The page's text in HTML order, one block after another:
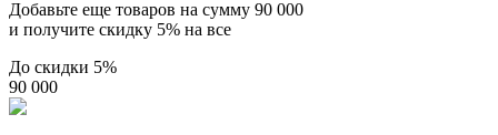
Добавьте еще товаров на сумму 90 000
и получите скидку 5% на все
До скидки 5%
90 000